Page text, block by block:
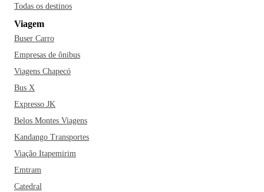
Todas os destinos
Viagem
Buser Carro
Empresas de ônibus
Viagens Chapecó
Bus X
Expresso JK
Belos Montes Viagens
Kandango Transportes
Viação Itapemirim
Emtram
Catedral